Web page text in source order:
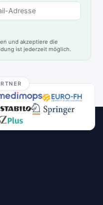
und akzeptiere die
ist jederzeit möglich.